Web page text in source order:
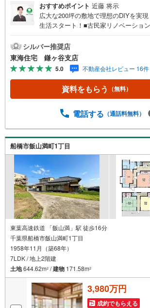
おすすめポイント 近藤 将示
広大な200坪の敷地で理想のDIYを実
生活スタート！■古民家リノベーショ
間付■南向きバルコニー■住宅ご購入に
などお気軽にお問合せください！頭金
サポート！●自己資金が少ない方・自
く不安のある方、お借入れのある方等
中！○○現地見学・ご来店（事前にご
時間/9:30～18:30営業時間中はお電話
地物件見学（60分～）■物件探しのご
のご説明（60分～）■その他のご相談
お客様のお時間のご都合に合わせて約
す。明るい時間に内見をして詳しいお
ど臨機応変ご対応させて頂きます。
シルバー推奨店
東海住宅 鎌ヶ谷支店
5.0 不動産会社レビュー 16件
資料をもらう （無料）
電話する （通話料無料）
船橋市飯山満町1丁目
東葉高速鉄道 「飯山満」駅 徒歩16分
千葉県船橋市飯山満町1丁目
1958年11月（築68年）
7LDK / 地上2階建
土地644.62m2 /建物 171.58m2
3,980万円
成約でもらえる